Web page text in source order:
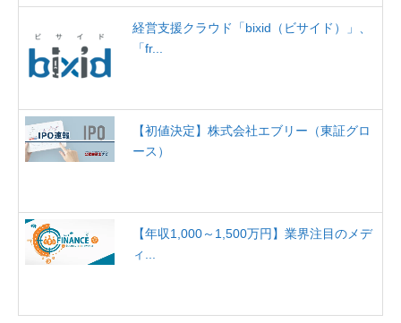
経営支援クラウド「bixid（ビサイド）」、
「fr...
【初値決定】株式会社エブリー（東証グロ
ース）
【年収1,000～1,500万円】業界注目のメデ
ィ...